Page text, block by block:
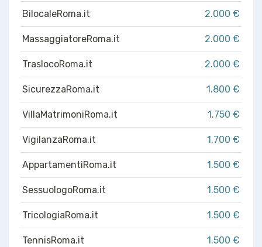
BilocaleRoma.it 2.000 €
MassaggiatoreRoma.it 2.000 €
TraslocoRoma.it 2.000 €
SicurezzaRoma.it 1.800 €
VillaMatrimoniRoma.it 1.750 €
VigilanzaRoma.it 1.700 €
AppartamentiRoma.it 1.500 €
SessuologoRoma.it 1.500 €
TricologiaRoma.it 1.500 €
TennisRoma.it 1.500 €